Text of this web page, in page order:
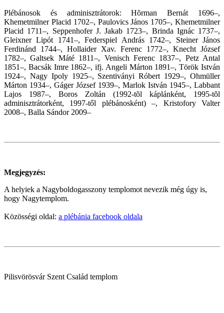
Plébánosok és adminisztrátorok: Hõrman Bernát 1696–,
Khemetmilner Placid 1702–, Paulovics János 1705–, Khemetmilner
Placid 1711–, Seppenhofer J. Jakab 1723–, Brinda Ignác 1737–,
Gleixner Lipót 1741–, Federspiel András 1742–, Steiner János
Ferdinánd 1744–, Hollaider Xav. Ferenc 1772–, Knecht József
1782–, Galtsek Máté 1811–, Venisch Ferenc 1837–, Petz Antal
1851–, Bacsák Imre 1862–, ifj. Angeli Márton 1891–, Török István
1924–, Nagy Ipoly 1925–, Szentiványi Róbert 1929–, Ohmüller
Márton 1934–, Gáger József 1939–, Marlok István 1945–, Labbant
Lajos 1987–, Boros Zoltán (1992-tõl káplánként, 1995-tõl
adminisztrátorként, 1997-től plébánosként) –, Kristofory Valter
2008–, Balla Sándor 2009–
Megjegyzés:
A helyiek a Nagyboldogasszony templomot nevezik még úgy is,
hogy Nagytemplom.
Közösségi oldal: a plébánia facebook oldala
Pilisvörösvár Szent Család templom